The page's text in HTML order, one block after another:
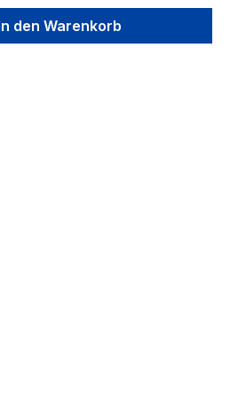
gewünschten Wert
den Warenkorb